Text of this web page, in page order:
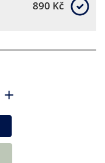
890 Kč
+